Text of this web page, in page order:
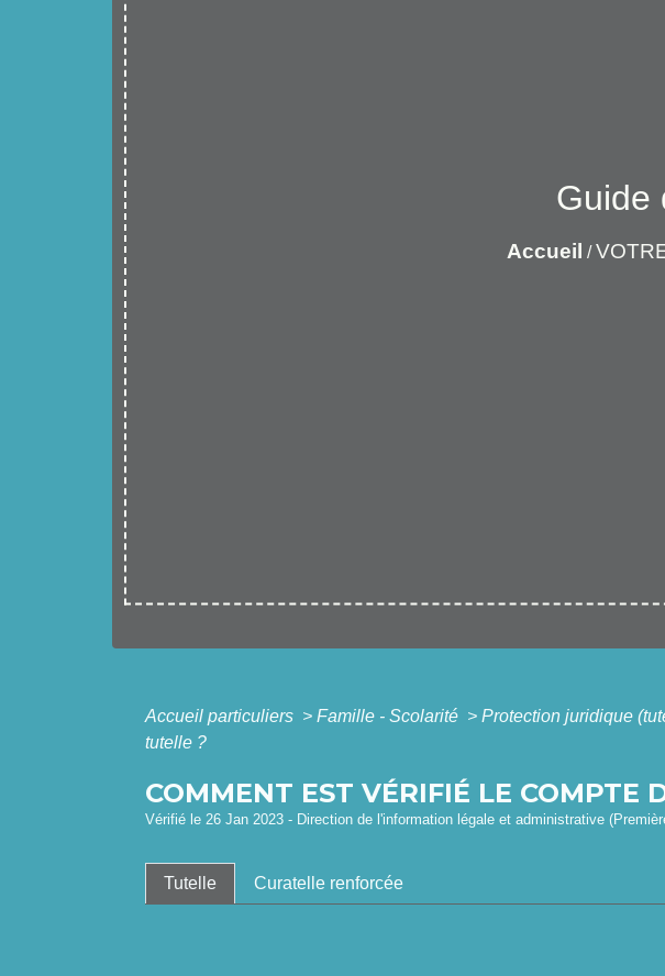
Guide
Accueil /
Accueil particuliers > Famille - Scolarité > Protection juridique
tutelle ?
COMMENT EST VÉRIFIÉ LE COMPTE
Vérifié le 26 Jan 2023 - Direction de l'information légale et administrative
Tutelle Curatelle renforcée